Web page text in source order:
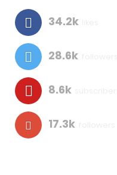
34.2k
28.6k
8.6k
17.3k